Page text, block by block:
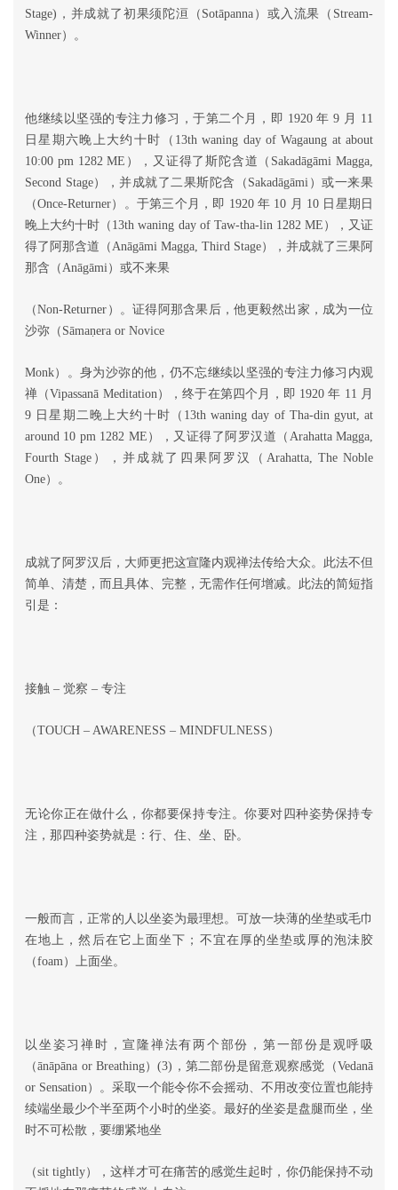
Stage)，并成就了初果须陀洹（Sotāpanna）或入流果（Stream-
Winner）。
他继续以坚强的专注力修习，于第二个月，即 1920 年 9 月 11
日星期六晚上大约十时（13th waning day of Wagaung at about
10:00 pm 1282 ME），又证得了斯陀含道（Sakadāgāmi Magga,
Second Stage），并成就了二果斯陀含（Sakadāgāmi）或一来果
（Once-Returner）。于第三个月，即 1920 年 10 月 10 日星期日
晚上大约十时（13th waning day of Taw-tha-lin 1282 ME），又证
得了阿那含道（Anāgāmi Magga, Third Stage），并成就了三果阿
那含（Anāgāmi）或不来果
（Non-Returner）。证得阿那含果后，他更毅然出家，成为一位
沙弥（Sāmaṇera or Novice
Monk）。身为沙弥的他，仍不忘继续以坚强的专注力修习内观
禅（Vipassanā Meditation），终于在第四个月，即 1920 年 11 月
9 日星期二晚上大约十时（13th waning day of Tha-din gyut, at
around 10 pm 1282 ME），又证得了阿罗汉道（Arahatta Magga,
Fourth Stage），并成就了四果阿罗汉（Arahatta, The Noble
One）。
成就了阿罗汉后，大师更把这宣隆内观禅法传给大众。此法不但
简单、清楚，而且具体、完整，无需作任何增减。此法的简短指
引是：
接触 – 觉察 – 专注
（TOUCH – AWARENESS – MINDFULNESS）
无论你正在做什么，你都要保持专注。你要对四种姿势保持专
注，那四种姿势就是：行、住、坐、卧。
一般而言，正常的人以坐姿为最理想。可放一块薄的坐垫或毛巾
在地上，然后在它上面坐下；不宜在厚的坐垫或厚的泡沬胶
（foam）上面坐。
以坐姿习禅时，宣隆禅法有两个部份，第一部份是观呼吸
（ānāpāna or Breathing）(3)，第二部份是留意观察感觉（Vedanā
or Sensation）。采取一个能令你不会摇动、不用改变位置也能持
续端坐最少个半至两个小时的坐姿。最好的坐姿是盘腿而坐，坐
时不可松散，要绷紧地坐
（sit tightly），这样才可在痛苦的感觉生起时，你仍能保持不动